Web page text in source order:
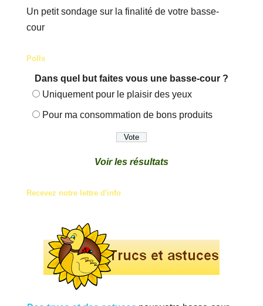
Un petit sondage sur la finalité de votre basse-
cour
Polls
Dans quel but faites vous une basse-cour ?
Uniquement pour le plaisir des yeux
Pour ma consommation de bons produits
Voir les résultats
Recevez notre lettre d'info